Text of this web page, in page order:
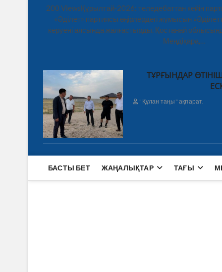
200 ViewsҚұрылтай-2026: теледебаттан кейін
«Әділет» партиясы өңірлердегі жұмысын
керуені аясында жалғастырды. Қостанай
Меңдіқара,…
ТҰРҒЫНДАР
"Құлан таңы" ақпарат.
БАСТЫ БЕТ ЖАҢАЛЫҚТАР ТАҒЫ